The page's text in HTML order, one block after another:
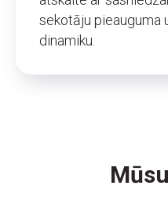
sekotāju pieauguma
dinamiku.